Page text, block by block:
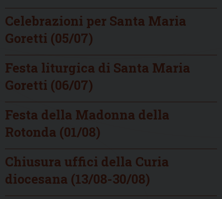
Celebrazioni per Santa Maria
Goretti (05/07)
Festa liturgica di Santa Maria
Goretti (06/07)
Festa della Madonna della
Rotonda (01/08)
Chiusura uffici della Curia
diocesana (13/08-30/08)